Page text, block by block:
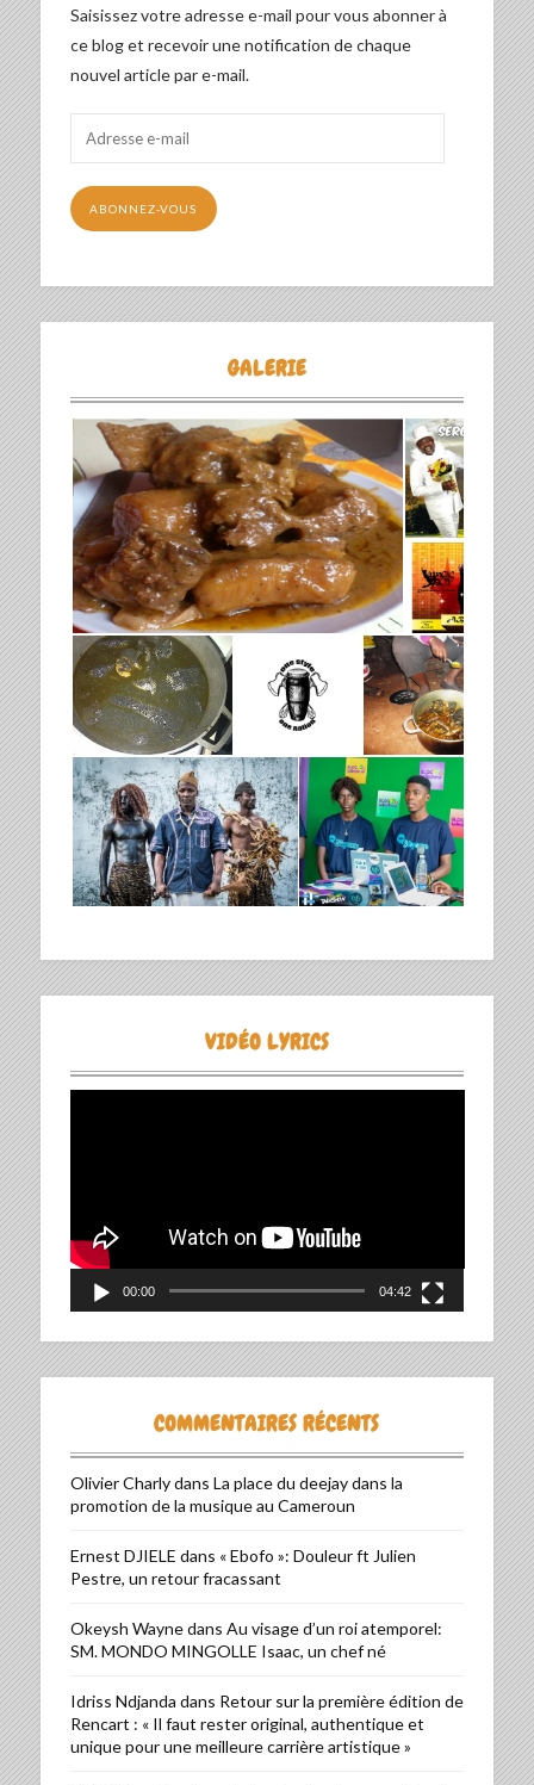
Saisissez votre adresse e-mail pour vous abonner à
ce blog et recevoir une notification de chaque
nouvel article par e-mail.
mail
ABONNEZ-VOUS
GALERIE
VIDÉO LYRICS
00:00 04:42
COMMENTAIRES RÉCENTS
Olivier Charlydans La place du deejay dans la
promotion de la musique au Cameroun
Ernest DJIELE dans « Ebofo »: Douleur ft Julien
Pestre, un retour fracassant
Okeysh Waynedans Au visage d’un roi atemporel:
SM. MONDO MINGOLLE Isaac, un chef né
Idriss Ndjanda dans Retour sur la première édition de
Rencart : « Il faut rester original, authentique et
unique pour une meilleure carrière artistique »